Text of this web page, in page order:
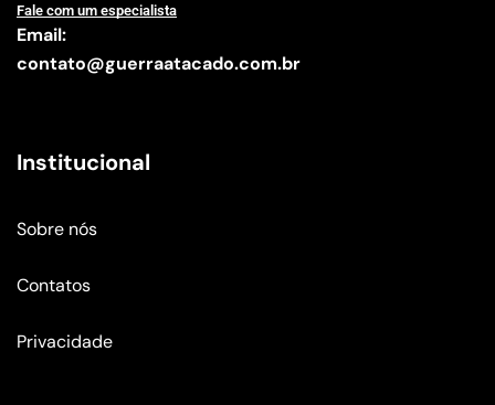
Fale com um especialista
Email:
contato@guerraatacado.com.br
Institucional
Sobre nós
Contatos
Privacidade